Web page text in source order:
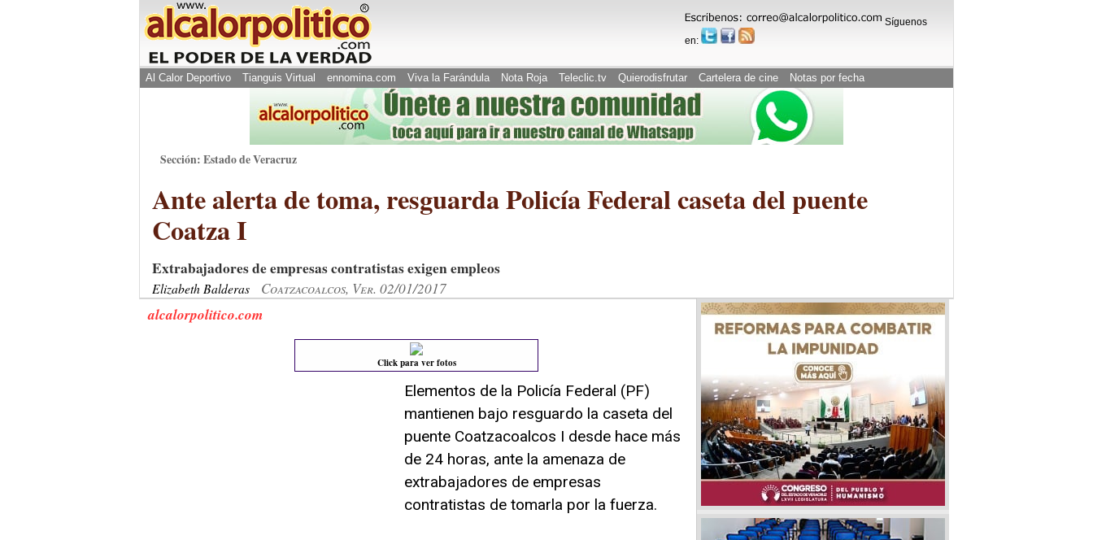
Síguenos
en:
Al Calor Deportivo Tianguis Virtual ennomina.com Viva la Farándula Nota Roja Teleclic.tv Quierodisfrutar Cartelera de cine Notas por fecha
Sección: Estado de Veracruz
Ante alerta de toma, resguarda Policía Federal caseta del puente
Coatza I
Extrabajadores de empresas contratistas exigen empleos
Elizabeth Balderas Coatzacoalcos, Ver. 02/01/2017
alcalorpolitico.com
Click para ver fotos
Elementos de la Policía Federal (PF)
mantienen bajo resguardo la caseta del
puente Coatzacoalcos I desde hace más
de 24 horas, ante la amenaza de
extrabajadores de empresas
contratistas de tomarla por la fuerza.